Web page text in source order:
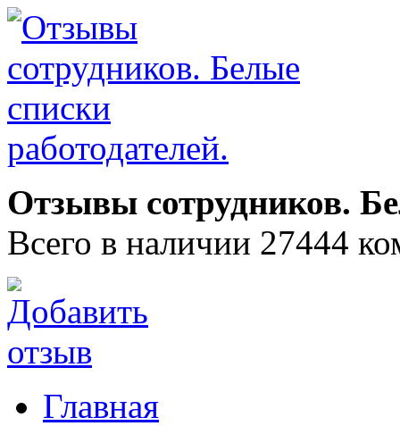
Отзывы сотрудников.
Всего в наличии 27444
Главная